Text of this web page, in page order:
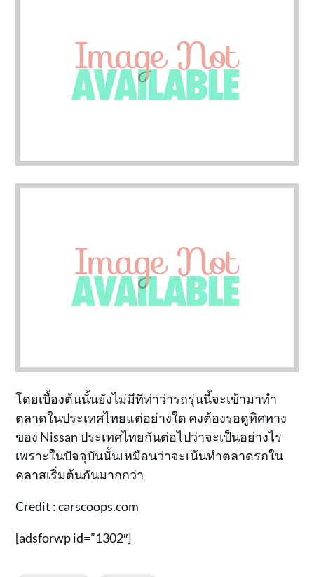
โดยเบื้องต้นนั้นยังไม่มีทีท่าว่ารถรุ่นนี้จะเข้ามาทำ
ตลาดในประเทศไทยแต่อย่างใด คงต้องรอดูทิศทาง
ของ Nissan ประเทศไทยกันต่อไปว่าจะเป็นอย่างไร
เพราะในปัจจุบันนั้นเหมือนว่าจะเน้นทำตลาดรถใน
คลาสเริ่มต้นกันมากกว่า
Credit :carscoops.com
[adsforwp id=”1302″]